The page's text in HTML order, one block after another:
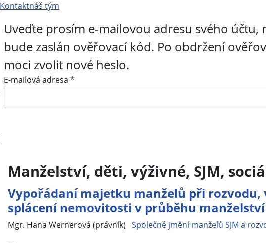
Kontaktnáš tým
Uveďte prosím e-mailovou adresu svého účtu,
bude zaslán ověřovací kód. Po obdržení
moci zvolit nové heslo.
E-mailová adresa *
Manželství, děti, výživné, SJM,
Vypořádaní majetku manželů při rozvodu,
splácení nemovitosti v průběhu manželství
Základní údaje
Mgr. Hana Wernerová (právník) Společné jmění manželů SJM a